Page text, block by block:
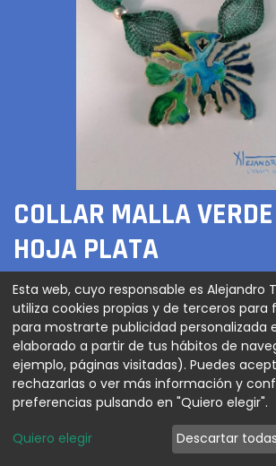
COLLAR MALLA
HOJA PLATA
120,00€
AGREGAR AL
Collar en Malla titanio color verde
Esta web, cuyo responsable es Alejandro
utiliza cookies propias y de terceros para
para mostrarte publicidad personalizada
elaborado a partir de tus hábitos de
ejemplo, páginas visitadas). Puedes
rechazarlas o ver más información y
preferencias pulsando en "Quiero elegir".
Quiero elegir Descartar todas